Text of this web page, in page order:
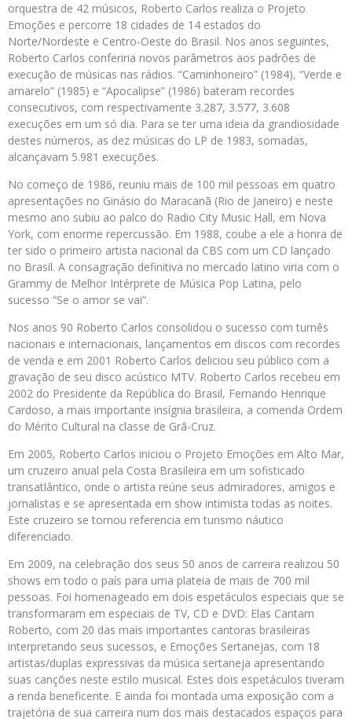
orquestra de 42 músicos, Roberto Carlos realiza o Projeto
Emoções e percorre 18 cidades de 14 estados do
Norte/Nordeste e Centro-Oeste do Brasil. Nos anos seguintes,
Roberto Carlos conferiria novos parâmetros aos padrões de
execução de músicas nas rádios. “Caminhoneiro” (1984), “Verde e
amarelo” (1985) e “Apocalipse” (1986) bateram recordes
consecutivos, com respectivamente 3.287, 3.577, 3.608
execuções em um só dia. Para se ter uma ideia da grandiosidade
destes números, as dez músicas do LP de 1983, somadas,
alcançavam 5.981 execuções.
No começo de 1986, reuniu mais de 100 mil pessoas em quatro
apresentações no Ginásio do Maracanã (Rio de Janeiro) e neste
mesmo ano subiu ao palco do Radio City Music Hall, em Nova
York, com enorme repercussão. Em 1988, coube a ele a honra de
ter sido o primeiro artista nacional da CBS com um CD lançado
no Brasil. A consagração definitiva no mercado latino viria com o
Grammy de Melhor Intérprete de Música Pop Latina, pelo
sucesso “Se o amor se vai”.
Nos anos 90 Roberto Carlos consolidou o sucesso com turnês
nacionais e internacionais, lançamentos em discos com recordes
de venda e em 2001 Roberto Carlos deliciou seu público com a
gravação de seu disco acústico MTV. Roberto Carlos recebeu em
2002 do Presidente da República do Brasil, Fernando Henrique
Cardoso, a mais importante insígnia brasileira, a comenda Ordem
do Mérito Cultural na classe de Grã-Cruz.
Em 2005, Roberto Carlos iniciou o Projeto Emoções em Alto Mar,
um cruzeiro anual pela Costa Brasileira em um sofisticado
transatlântico, onde o artista reúne seus admiradores, amigos e
jornalistas e se apresentada em show intimista todas as noites.
Este cruzeiro se tornou referencia em turismo náutico
diferenciado.
Em 2009, na celebração dos seus 50 anos de carreira realizou 50
shows em todo o país para uma plateia de mais de 700 mil
pessoas. Foi homenageado em dois espetáculos especiais que se
transformaram em especiais de TV, CD e DVD: Elas Cantam
Roberto, com 20 das mais importantes cantoras brasileiras
interpretando seus sucessos, e Emoções Sertanejas, com 18
artistas/duplas expressivas da música sertaneja apresentando
suas canções neste estilo musical. Estes dois espetáculos tiveram
a renda beneficente. E ainda foi montada uma exposição com a
trajetória de sua carreira num dos mais destacados espaços para